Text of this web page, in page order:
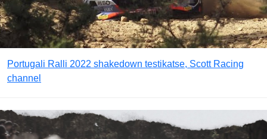
Portugali Ralli 2022 shakedown testikatse, Scott Racing
channel